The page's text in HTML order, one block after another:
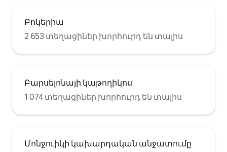
Բոկերիա
2 653 տեղացիներ խորհուրդ են տալիս
Բարսելոնայի կաթողիկոս
1 074 տեղացիներ խորհուրդ են տալիս
Մոնջուիկի կախարդական անջատումը